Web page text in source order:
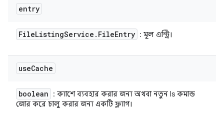
entry
FileListingService . FileEntry : মূল এন্ট্রি।
useCache
boolean
: ক্যাশে ব্যবহার করার জন্য অথবা নতুন ls কমান্ড
জোর করে চালু করার জন্য একটি ফ্ল্যাগ।